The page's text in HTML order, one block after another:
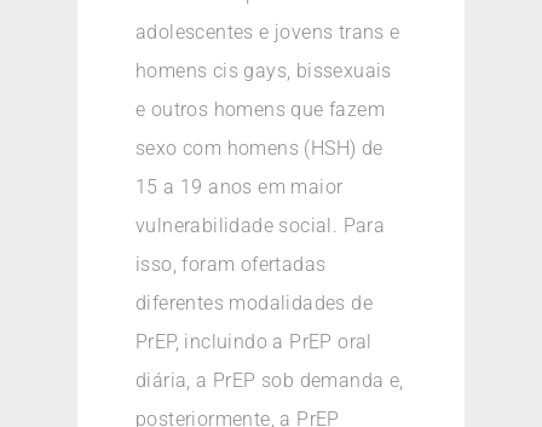
adolescentes e jovens trans e
homens cis gays, bissexuais
e outros homens que fazem
sexo com homens (HSH) de
15 a 19 anos em maior
vulnerabilidade social. Para
isso, foram ofertadas
diferentes modalidades de
PrEP, incluindo a PrEP oral
diária, a PrEP sob demanda e,
posteriormente, a PrEP